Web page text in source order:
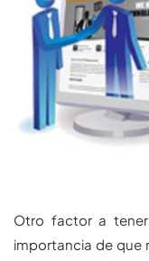
Otro factor a
importancia de que